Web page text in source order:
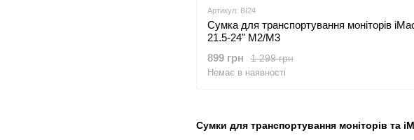
Сумки для транспортування моніторів та
Артикул: BI24
Сумка для транспортування моніторів iMac
21.5-24" M2/M3
1 299 грн
899 грн
Немає в наявності